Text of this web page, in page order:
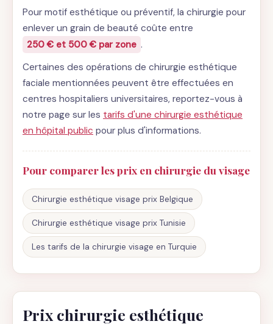
Pour motif esthétique ou préventif, la chirurgie pour
enlever un grain de beauté coûte entre
250 € et 500 € par zone .
Certaines des opérations de chirurgie esthétique
faciale mentionnées peuvent être effectuées en
centres hospitaliers universitaires, reportez-vous à
notre page sur les tarifs d'une chirurgie esthétique
en hôpital public pour plus d'informations.
Pour comparer les prix en chirurgie du visage
Chirurgie esthétique visage prix Belgique
Chirurgie esthétique visage prix Tunisie
Les tarifs de la chirurgie visage en Turquie
Prix chirurgie esthétique